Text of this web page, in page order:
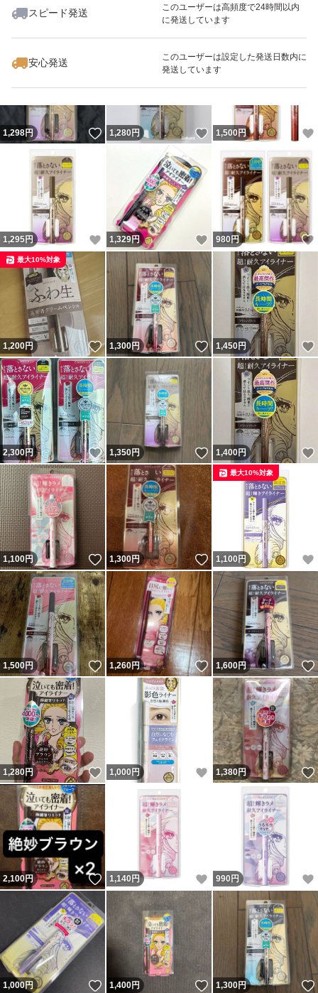
スピード発送
このユーザーは高頻度で24時間以内
に発送しています
安心発送
このユーザーは設定した発送日数内に
発送しています
いいね！
1,242
1,298円 いいね！
1,280円 いいね！
1,500円
1,295円 いいね！
1,329円 いいね！
980円
1,200円 いいね！
最大10%対象
1,300円 いいね！
1,450円
2,300円 いいね！
1,350円 いいね！
1,400円
1,100円 いいね！
1,300円 いいね！
1,100 円
最大10%対象
1,500円 いいね！
1,260円 いいね！
1,600円
1,280円 いいね！
1,000 円 いいね！
1,380円
2,100円 いいね！
1,140 円 いいね！
990 円
1,000円 いいね！
1,400円 いいね！
1,300円